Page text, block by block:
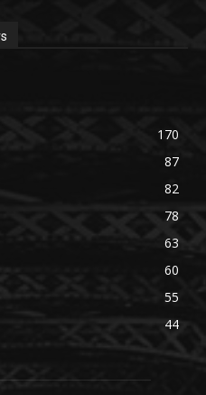
170
87
82
78
63
60
55
44